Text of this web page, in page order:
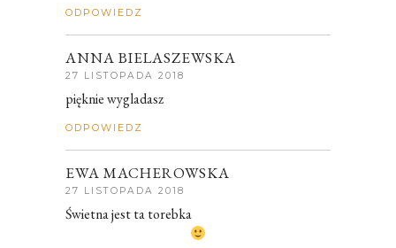
ODPOWIEDZ
ANNA BIELASZEWSKA
27 LISTOPADA 2018
pięknie wygladasz
ODPOWIEDZ
EWA MACHEROWSKA
27 LISTOPADA 2018
Świetna jest ta torebka